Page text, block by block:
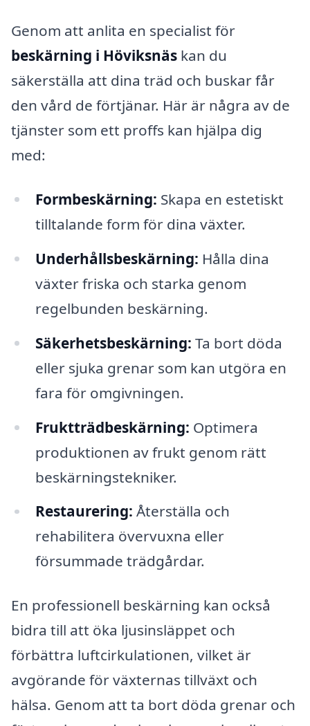
Genom att anlita en specialist för
beskärning i Höviksnäs kan du
säkerställa att dina träd och buskar får
den vård de förtjänar. Här är några av de
tjänster som ett proffs kan hjälpa dig
med:
Formbeskärning: Skapa en estetiskt
tilltalande form för dina växter.
Underhållsbeskärning: Hålla dina
växter friska och starka genom
regelbunden beskärning.
Säkerhetsbeskärning: Ta bort döda
eller sjuka grenar som kan utgöra en
fara för omgivningen.
Fruktträdbeskärning: Optimera
produktionen av frukt genom rätt
beskärningstekniker.
Restaurering: Återställa och
rehabilitera övervuxna eller
försummade trädgårdar.
En professionell beskärning kan också
bidra till att öka ljusinsläppet och
förbättra luftcirkulationen, vilket är
avgörande för växternas tillväxt och
hälsa. Genom att ta bort döda grenar och